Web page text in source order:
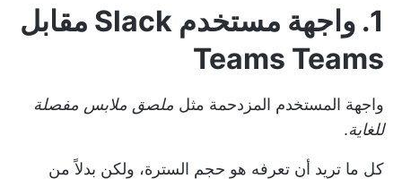
1. واجهة مستخدم Slack مقابل
Teams Teams
واجهة المستخدم المزدحمة مثل ملصق ملابس مفصلة
للغاية.
كل ما تريد أن تعرفه هو حجم السترة، ولكن بدلاً من